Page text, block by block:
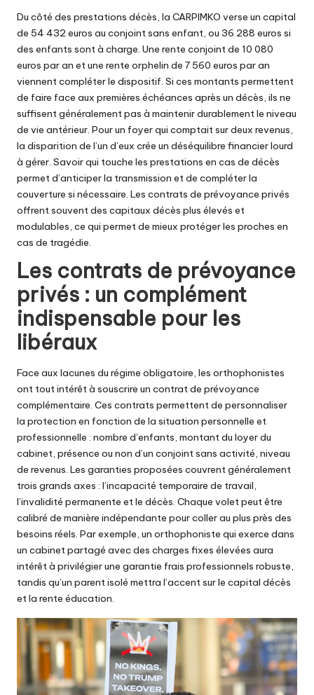
Du côté des prestations décès, la CARPIMKO verse un capital
de 54 432 euros au conjoint sans enfant, ou 36 288 euros si
des enfants sont à charge. Une rente conjoint de 10 080
euros par an et une rente orphelin de 7 560 euros par an
viennent compléter le dispositif. Si ces montants permettent
de faire face aux premières échéances après un décès, ils ne
suffisent généralement pas à maintenir durablement le niveau
de vie antérieur. Pour un foyer qui comptait sur deux revenus,
la disparition de l’un d’eux crée un déséquilibre financier lourd
à gérer. Savoir qui touche les prestations en cas de décès
permet d’anticiper la transmission et de compléter la
couverture si nécessaire. Les contrats de prévoyance privés
offrent souvent des capitaux décès plus élevés et
modulables, ce qui permet de mieux protéger les proches en
cas de tragédie.
Les contrats de prévoyance
privés : un complément
indispensable pour les
libéraux
Face aux lacunes du régime obligatoire, les orthophonistes
ont tout intérêt à souscrire un contrat de prévoyance
complémentaire. Ces contrats permettent de personnaliser
la protection en fonction de la situation personnelle et
professionnelle : nombre d’enfants, montant du loyer du
cabinet, présence ou non d’un conjoint sans activité, niveau
de revenus. Les garanties proposées couvrent généralement
trois grands axes : l’incapacité temporaire de travail,
l’invalidité permanente et le décès. Chaque volet peut être
calibré de manière indépendante pour coller au plus près des
besoins réels. Par exemple, un orthophoniste qui exerce dans
un cabinet partagé avec des charges fixes élevées aura
intérêt à privilégier une garantie frais professionnels robuste,
tandis qu’un parent isolé mettra l’accent sur le capital décès
et la rente éducation.